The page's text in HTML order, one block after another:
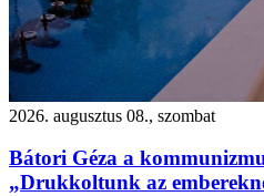
2026. augusztus 08., szombat
Bátori Géza a
„Drukkoltunk az